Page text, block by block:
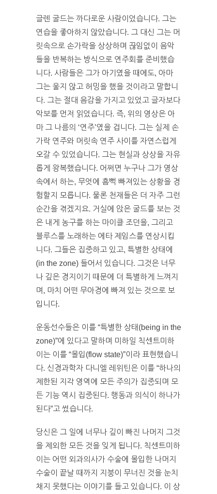
글렌 굴드는 까다로운 사람이었습니다. 그는
연습을 좋아하지 않았습니다. 그 대신 그는 머
릿속으로 손가락을 상상하며 끊임없이 음악
들을 반복하는 방식으로 연주회를 준비했습
니다. 사람들은 그가 아기였을 때에도, 아마
그는 울지 않고 허밍을 했을 것이라고 말합니
다. 그는 절대 음감을 가지고 있었고 글자보다
악보를 먼저 읽었습니다. 즉, 위의 영상은 아
마 그 나름의 ‘연주’였을 겁니다. 그는 실제 손
가락 연주와 머릿속 연주 사이를 자연스럽게
오갈 수 있었습니다. 그는 현실과 상상을 자유
롭게 왕복했습니다. 어쩌면 누구나 그가 영상
속에서 하는, 무엇에 흠뻑 빠져있는 상황을 경
험할지 모릅니다. 물론 천재들은 더 자주 그런
순간을 겪겠지요. 거실에 앉은 굴드를 보는 것
은 내게 농구를 하는 마이클 조던을, 그리고
블루스를 노래하는 에타 제임스를 연상시킵
니다. 그들은 집중하고 있고, 특별한 상태에
(in the zone) 들어서 있습니다. 그것은 너무
나 깊은 경지이기 때문에 더 특별하게 느껴지
며, 마치 어떤 무아경에 빠져 있는 것으로 보
입니다.
운동선수들은 이를 “특별한 상태(being in the
zone)”에 있다고 말하며 미하일 칙센트미하
이는 이를 “몰입(flow state)”이라 표현했습니
다. 신경과학자 다니엘 레위틴은 이를 “하나의
제한된 지각 영역에 모든 주의가 집중되며 모
든 기능 역시 집중된다. 행동과 의식이 하나가
된다”고 썼습니다.
당신은 그 일에 너무나 깊이 빠진 나머지 그것
을 제외한 모든 것을 잊게 됩니다. 칙센트미하
이는 어떤 외과의사가 수술에 몰입한 나머지
수술이 끝날 때까지 지붕이 무너진 것을 눈치
채지 못했다는 이야기를 들고 있습니다. 이 상